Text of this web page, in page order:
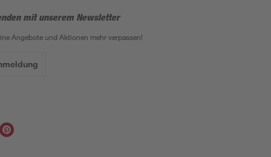
mit unserem Newsletter
Angebote und Aktionen mehr verpassen!